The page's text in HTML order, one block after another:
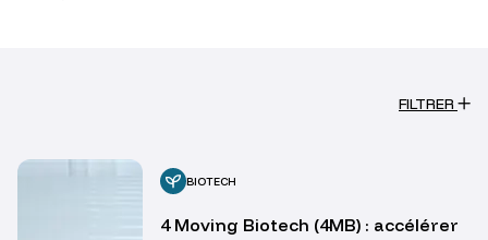
FILTRER
BIOTECH
4 Moving Biotech (4MB) : accélérer